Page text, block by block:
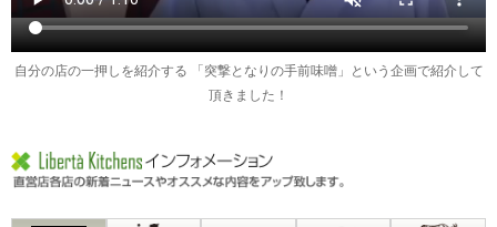
自分の店の一押しを紹介する 「突撃となりの手前味噌」という企画で紹介して
頂きました！